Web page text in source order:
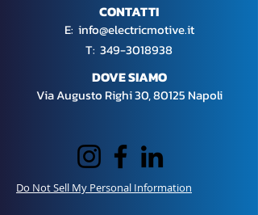
CONTATTI
E: info@electricmotive.it
​T: 349-3018938
DOVE SIAMO
Via Augusto Righi 30, 80125 Napoli
Do Not Sell My Personal Information